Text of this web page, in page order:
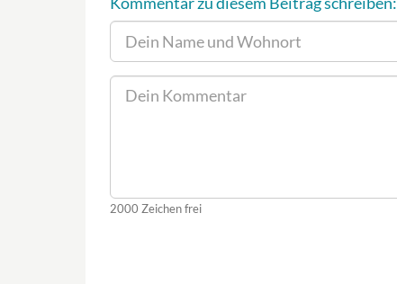
2000 Zeichen frei